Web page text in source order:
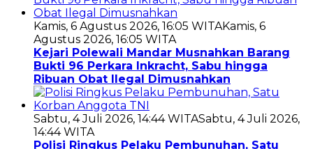
Kamis, 6 Agustus 2026, 16:05 WITAKamis, 6
Agustus 2026, 16:05 WITA
Kejari Polewali Mandar Musnahkan Barang
Bukti 96 Perkara Inkracht, Sabu hingga
Ribuan Obat Ilegal Dimusnahkan
Sabtu, 4 Juli 2026, 14:44 WITASabtu, 4 Juli 2026,
14:44 WITA
Polisi Ringkus Pelaku Pembunuhan, Satu